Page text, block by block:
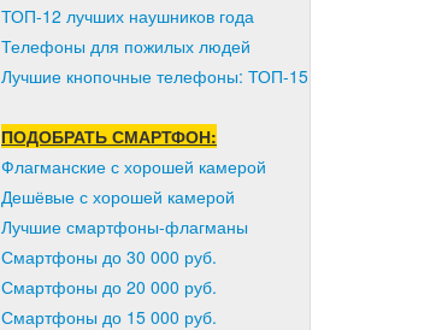
ТОП-12 лучших наушников года
Телефоны для пожилых людей
Лучшие кнопочные телефоны: ТОП-15
ПОДОБРАТЬ СМАРТФОН:
Флагманские с хорошей камерой
Дешёвые с хорошей камерой
Лучшие смартфоны-флагманы
Смартфоны до 30 000 руб.
Смартфоны до 20 000 руб.
Смартфоны до 15 000 руб.